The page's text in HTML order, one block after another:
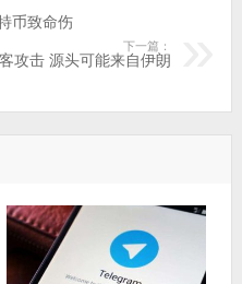
币致命伤
下一篇：
攻击 源头可能来自伊朗